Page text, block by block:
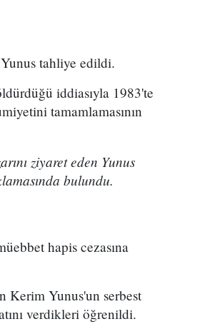
tahliye edildi.
iddiasıyla 1983'te
tamamlamasının
ziyaret eden Yunus
bulundu.
hapis cezasına
Kerim Yunus'un serbest
verdikleri öğrenildi.